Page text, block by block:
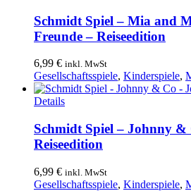
Schmidt Spiel – Mia and
Freunde – Reiseedition
6,99 € inkl. MwSt
Gesellschaftsspiele, Kinderspiele,
Details
Schmidt Spiel – Johnny &
Reiseedition
6,99 € inkl. MwSt
Gesellschaftsspiele, Kinderspiele,